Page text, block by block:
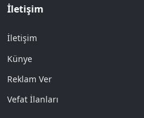
İletişim
İletişim
Künye
Reklam Ver
Vefat İlanları